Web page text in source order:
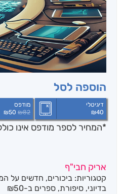
הוספה לסל
דיגיטלי
₪40
מודפס
₪82
₪50
*המחיר לספר מודפס אינו
אריק חבי"ף
קטגוריות: ביכורים, חדשים על
בדיוני, סיפורת, ספרים ב-₪50